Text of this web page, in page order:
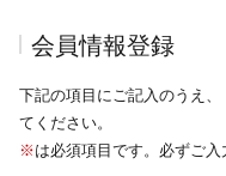
会員情報登録
下記の項目にご記入のうえ
てください。
※ は必須項目です。必ずご入